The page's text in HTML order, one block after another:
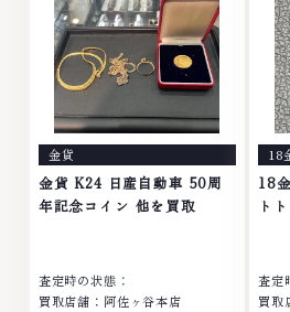
アクセサリー・貴金属・宝石・ダ
イヤモンド・ジュエリーや ブラ
ンド品・時計等は特に自信を持っ
て、高額査定を実現しておりま
す。 古くて使わなくなってしま
ったアクセサリー、動かなくなっ
てしまった腕時計、多くのお品物
の高価買取りを実現しており、他
店ではお値段の付かなかったお品
物でも、一点一点丁寧に無料で査
無休
等
石
ブ
持
ま
ま
っ
物
他店
品物
中無
金貨
金貨 K24 日産自動車 50周
年記念コイン 他を買取
査定時の状態：
買取店舗：阿佐ヶ谷本店
18
18
ト
査定
買取